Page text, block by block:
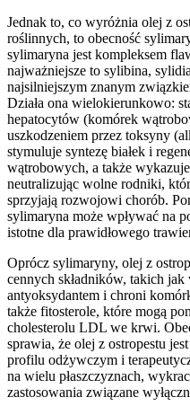
Jednak to, co wyróżnia olej z
roślinnych, to obecność
sylimaryna jest kompleksem
najważniejsze to sylibina,
najsilniejszym znanym
Działa ona wielokierunkowo:
hepatocytów (komórek
uszkodzeniem przez toksyny
stymuluje syntezę białek i
wątrobowych, a także
neutralizując wolne rodniki,
sprzyjają rozwojowi chorób.
sylimaryna może wpływać na
istotne dla prawidłowego
Oprócz sylimaryny, olej z
cennych składników, takich
antyoksydantem i chroni
także fitosterole, które mogą
cholesterolu LDL we krwi.
sprawia, że olej z ostropestu
profilu odżywczym i
na wielu płaszczyznach,
zastosowania związane